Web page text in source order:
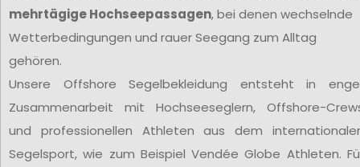
mehrtägige Hochseepassagen, bei denen wechselnde
Wetterbedingungen und rauer Seegang zum Alltag
gehören.
Unsere Offshore Segelbekleidung entsteht in
Zusammenarbeit mit Hochseeseglern, Offshore-
und professionellen Athleten aus dem
Segelsport, wie zum Beispiel Vendée Globe Athleten.